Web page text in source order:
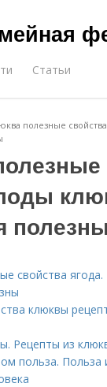
Статьи
полезные
полезны
свойства
клюквы
Рецепты из
польза. Польза